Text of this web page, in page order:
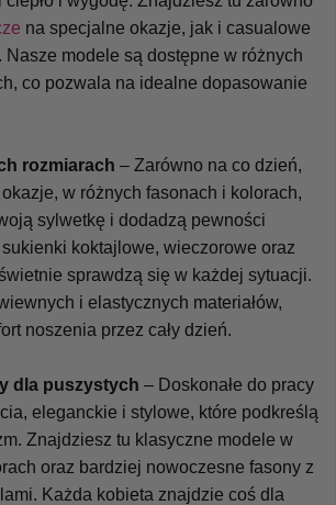
na specjalne okazje, jak i casualowe
Nasze modele są dostępne w różnych
co pozwala na idealne dopasowanie
rozmiarach – Zarówno na co dzień,
w różnych fasonach i kolorach,
sylwetkę i dodadzą pewności
koktajlowe, wieczorowe oraz
sprawdzą się w każdej sytuacji.
i elastycznych materiałów,
noszenia przez cały dzień.
dla puszystych – Doskonałe do pracy
eleganckie i stylowe, które podkreślą
Znajdziesz tu klasyczne modele w
oraz bardziej nowoczesne fasony z
Każda kobieta znajdzie coś dla